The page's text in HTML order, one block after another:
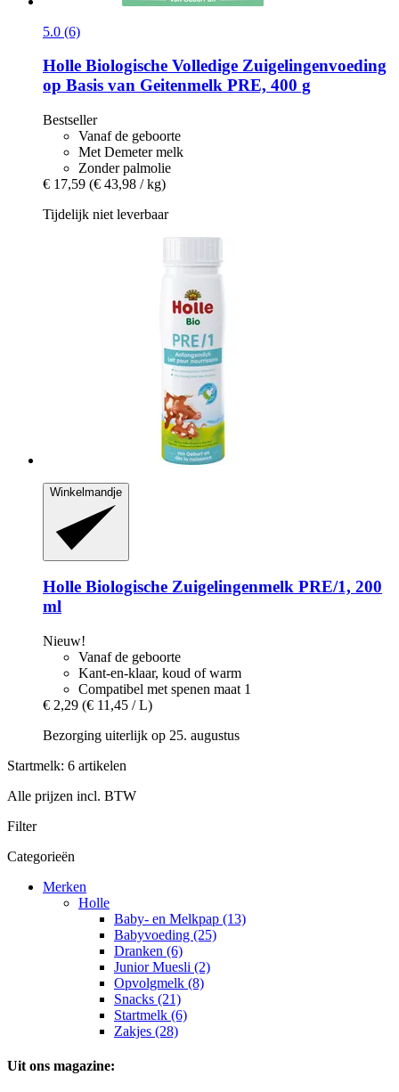
5.0 (6)
Holle Biologische Volledige Zuigelingenvoeding
op Basis van Geitenmelk PRE, 400 g
Bestseller
Vanaf de geboorte
Met Demeter melk
Zonder palmolie
€ 17,59 (€ 43,98 / kg)
Tijdelijk niet leverbaar
Winkelmandje
Holle Biologische Zuigelingenmelk PRE/1, 200
ml
Nieuw!
Vanaf de geboorte
Kant-en-klaar, koud of warm
Compatibel met spenen maat 1
€ 2,29 (€ 11,45 / L)
Bezorging uiterlijk op 25. augustus
Startmelk: 6 artikelen
Alle prijzen incl. BTW
Filter
Categorieën
Merken
Holle
Baby- en Melkpap (13)
Babyvoeding (25)
Dranken (6)
Junior Muesli (2)
Opvolgmelk (8)
Snacks (21)
Startmelk (6)
Zakjes (28)
Uit ons magazine: